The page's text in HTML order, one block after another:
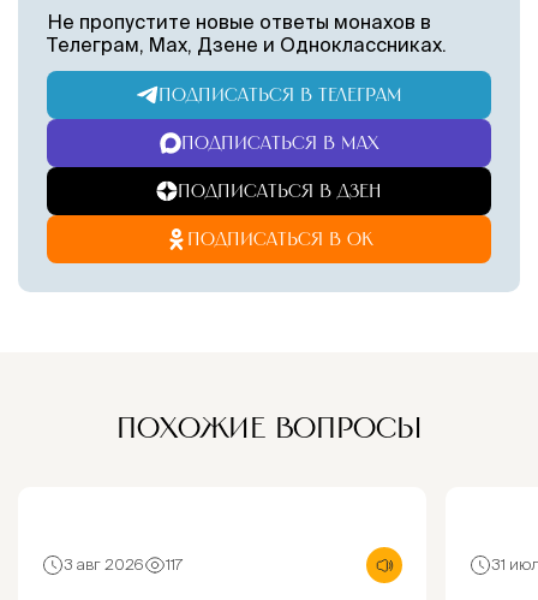
Не пропустите новые ответы монахов в
Телеграм, Max, Дзене и Одноклассниках.
ПОДПИСАТЬСЯ В ТЕЛЕГРАМ
ПОДПИСАТЬСЯ В MAX
ПОДПИСАТЬСЯ В ДЗЕН
ПОДПИСАТЬСЯ В ОК
ПОХОЖИЕ ВОПРОСЫ
3 авг 2026 117 31